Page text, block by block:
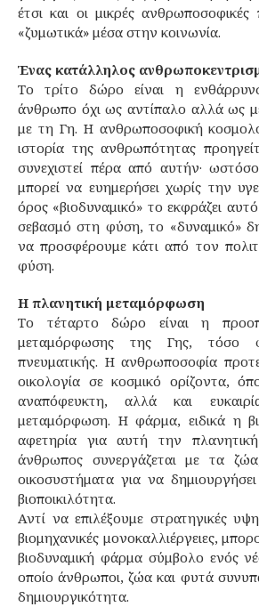
έτσι και οι μικρές ανθρωποσοφικές
«ζυμωτικά» μέσα στην κοινωνία.
Ένας κατάλληλος
Το τρίτο δώρο είναι η
άνθρωπο όχι ως αντίπαλο αλλά ως
με τη Γη. Η ανθρωποσοφική
ιστορία της ανθρωπότητας
συνεχιστεί πέρα από αυτήν·
μπορεί να ευημερήσει χωρίς την
όρος «βιοδυναμικό» το εκφράζει
σεβασμό στη φύση, το «δυναμικό»
να προσφέρουμε κάτι από τον
φύση.
Η πλανητική μεταμόρφωση
Το τέταρτο δώρο είναι η
μεταμόρφωσης της Γης, τόσο
πνευματικής. Η ανθρωποσοφία
οικολογία σε κοσμικό ορίζοντα,
αναπόφευκτη, αλλά και
μεταμόρφωση. Η φάρμα, ειδικά η
αφετηρία για αυτή την
άνθρωπος συνεργάζεται με τα
οικοσυστήματα για να
βιοποικιλότητα.
Αντί να επιλέξουμε στρατηγικές
βιομηχανικές μονοκαλλιέργειες,
βιοδυναμική φάρμα σύμβολο ενός
οποίο άνθρωποι, ζώα και φυτά
δημιουργικότητα.